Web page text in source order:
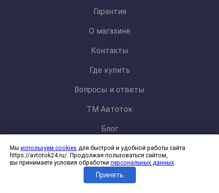
Гарантия
О магазине
Контакты
Где купить
Вопросы и ответы
ТМ Автоток
Блог
Политика конфиденциальности и обработки персональных данных
Согласие на обработку файлов cookies
Мы используем cookies для быстрой и удобной работы сайта
https://avtotok24.ru/. Продолжая пользоваться сайтом,
вы принимаете условия обработки персональных данных.
Принять